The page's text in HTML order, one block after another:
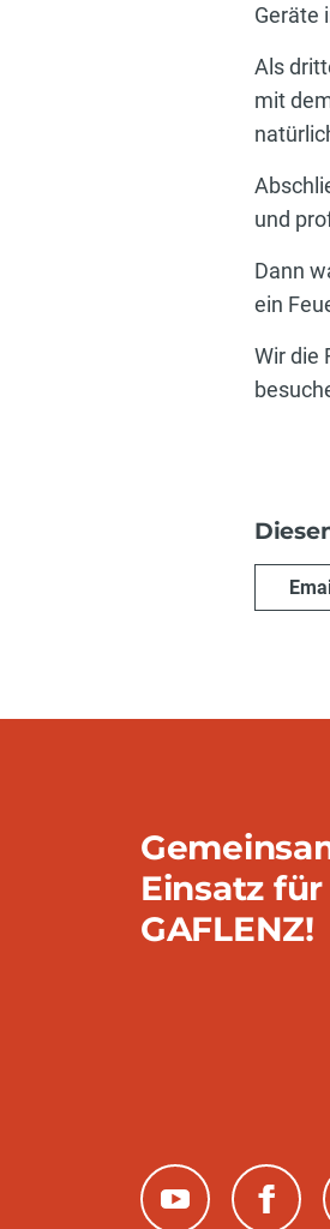
Geräte
Als
mit
und
Dann
ein
Wir die
Einsatz für
GAFLENZ!
(neues Fenster)(neues